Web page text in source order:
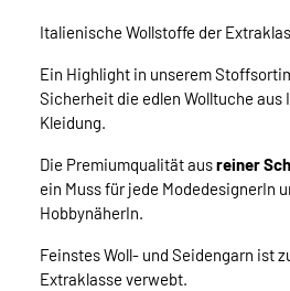
Italienische Wollstoffe der
Ein Highlight in unserem
Sicherheit die edlen Wolltuche aus
Kleidung.
Die Premiumqualität ausreiner
ein Muss für jede ModedesignerIn
HobbynäherIn.
Feinstes Woll- und Seidengarn ist
Extraklasse verwebt.